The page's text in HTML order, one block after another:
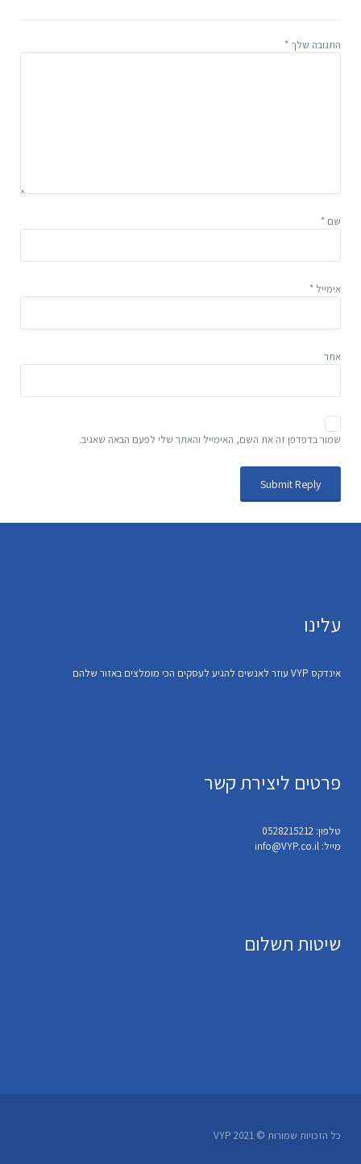
התגובה שלך *
שם *
אימייל *
אתר
שמור בדפדפן זה את השם, האימייל והאתר שלי לפעם הבאה שאגיב.
עלינו
אינדקס VYP עוזר לאנשים להגיע לעסקים הכי מומלצים באזור שלהם
פרטים ליצירת קשר
טלפון: 0528215212
מייל: info@VYP.co.il
שיטות תשלום
כל הזכויות שמורות © VYP 2021